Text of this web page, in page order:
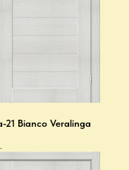
21 Bianco Veralinga